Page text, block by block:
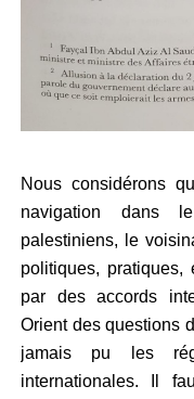
Nous considérons
navigation dans
palestiniens, le
politiques,
par des accords
Orient des questions
jamais pu les
internationales. Il